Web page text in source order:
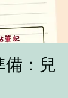
備：兒